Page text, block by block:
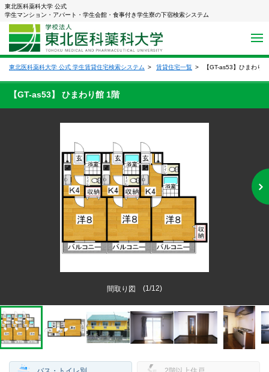
東北医科薬科大学 公式
学生マンション・アパート・学生会館・食事付き学生寮の下宿検索システム
東北医科薬科大学 公式 学生賃貸住宅検索システム 賃貸住宅一覧 【GT-as53】ひまわり館
【GT-as53】 ひまわり館 1階
間取り図 (1 /12)